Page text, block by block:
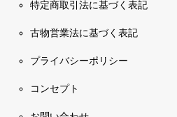
特定商取引法に基づく表記
古物営業法に基づく表記
プライバシーポリシー
コンセプト